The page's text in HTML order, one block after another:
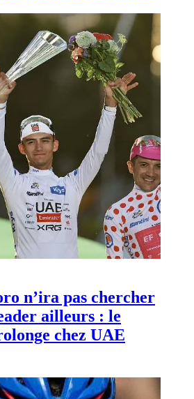
n’ira pas chercher
ailleurs : le
chez UAE